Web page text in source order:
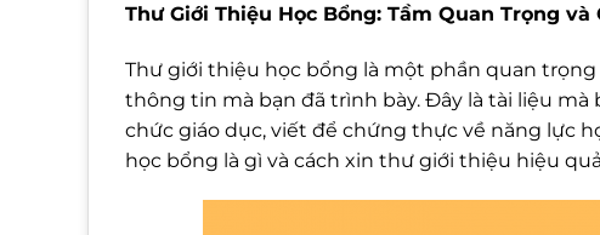
Thư Giới Thiệu Học Bổng: Tầm Quan Trọng và
Thư giới thiệu học bổng là một phần quan
thông tin mà bạn đã trình bày. Đây là tài liệu mà
chức giáo dục, viết để chứng thực về năng lực
học bổng là gì và cách xin thư giới thiệu hiệu